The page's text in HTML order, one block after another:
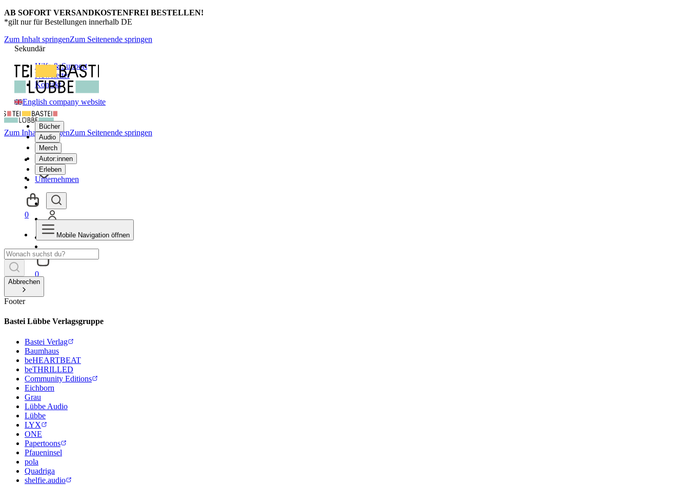
AB SOFORT VERSANDKOSTENFREI BESTELLEN!
*gilt nur für Bestellungen innerhalb DE
Zum Inhalt springenZum Seitenende springen
Sekundär
Hilfe & Support
Newsletter
Kontakt
English company website
Bücher
Audio
Merch
Autor:innen
Erleben
Unternehmen
0
Zum Inhalt springenZum Seitenende springen
0
Mobile Navigation öffnen
Abbrechen
Footer
Bastei Lübbe Verlagsgruppe
Bastei Verlag
Baumhaus
beHEARTBEAT
beTHRILLED
Community Editions
Eichborn
Grau
Lübbe Audio
Lübbe
LYX
ONE
Papertoons
Pfaueninsel
pola
Quadriga
shelfie.audio